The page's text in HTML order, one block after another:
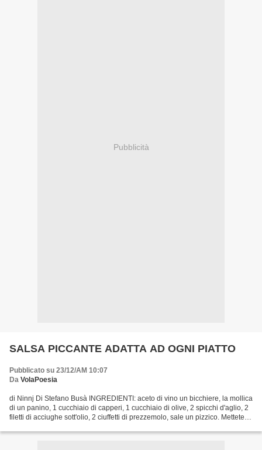
Pubblicità
SALSA PICCANTE ADATTA AD OGNI PIATTO
Pubblicato su 23/12/AM 10:07
Da VolaPoesia
di Ninnj Di Stefano Busà INGREDIENTI: aceto di vino un bicchiere, la mollica
di un panino, 1 cucchiaio di capperi, 1 cucchiaio di olive, 2 spicchi d'aglio, 2
filetti di acciughe sott'olio, 2 ciuffetti di prezzemolo, sale un pizzico. Mettete la